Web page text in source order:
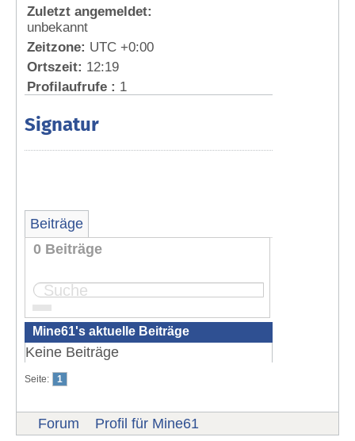
Zuletzt angemeldet:
unbekannt
Zeitzone: UTC +0:00
Ortszeit: 12:19
Profilaufrufe : 1
Signatur
Beiträge
0 Beiträge
Seite:
Mine61's aktuelle Beiträge
Keine Beiträge
Seite: 1
Forum Profil für Mine61